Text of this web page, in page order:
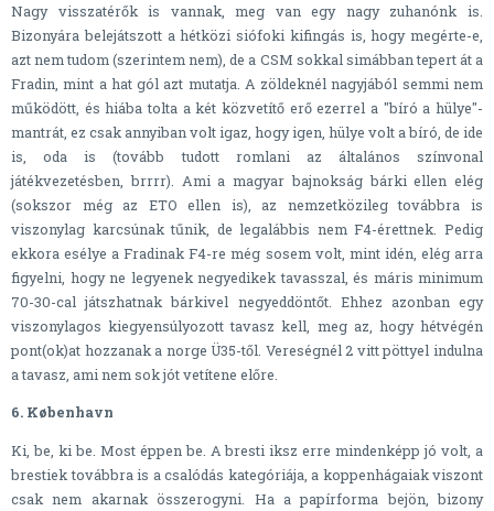
Nagy visszatérők is vannak, meg van egy nagy zuhanónk is.
Bizonyára belejátszott a hétközi siófoki kifingás is, hogy megérte-e,
azt nem tudom (szerintem nem), de a CSM sokkal simábban tepert át a
Fradin, mint a hat gól azt mutatja. A zöldeknél nagyjából semmi nem
működött, és hiába tolta a két közvetítő erő ezerrel a "bíró a hülye"-
mantrát, ez csak annyiban volt igaz, hogy igen, hülye volt a bíró, de ide
is, oda is (tovább tudott romlani az általános színvonal
játékvezetésben, brrrr). Ami a magyar bajnokság bárki ellen elég
(sokszor még az ETO ellen is), az nemzetközileg továbbra is
viszonylag karcsúnak tűnik, de legalábbis nem F4-érettnek. Pedig
ekkora esélye a Fradinak F4-re még sosem volt, mint idén, elég arra
figyelni, hogy ne legyenek negyedikek tavasszal, és máris minimum
70-30-cal játszhatnak bárkivel negyeddöntőt. Ehhez azonban egy
viszonylagos kiegyensúlyozott tavasz kell, meg az, hogy hétvégén
pont(ok)at hozzanak a norge Ü35-től. Vereségnél 2 vitt pöttyel indulna
a tavasz, ami nem sok jót vetítene előre.
6. København
Ki, be, ki be. Most éppen be. A bresti iksz erre mindenképp jó volt, a
brestiek továbbra is a csalódás kategóriája, a koppenhágaiak viszont
csak nem akarnak összerogyni. Ha a papírforma bejön, bizony